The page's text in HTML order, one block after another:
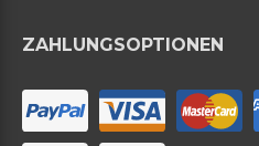
ZAHLUNGSOPTIONEN